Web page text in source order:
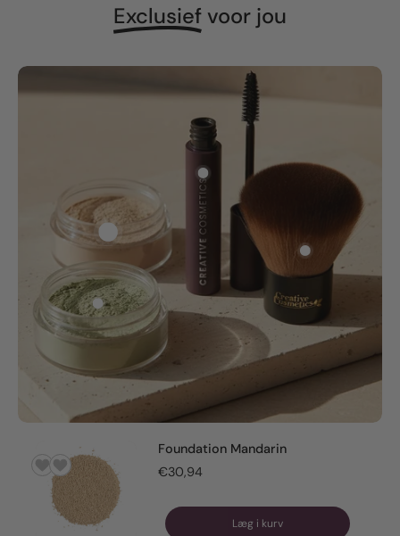
Exclusiefvoor jou
Foundation Mandarin
€30,94
Læg i kurv